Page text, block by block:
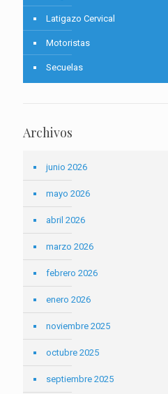
Latigazo Cervical
Motoristas
Secuelas
Archivos
junio 2026
mayo 2026
abril 2026
marzo 2026
febrero 2026
enero 2026
noviembre 2025
octubre 2025
septiembre 2025